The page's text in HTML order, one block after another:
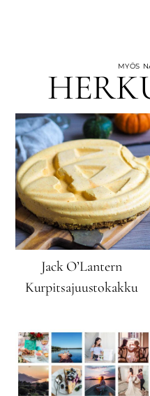
MYÖS
Jack O’Lantern
Kurpitsajuustokakku